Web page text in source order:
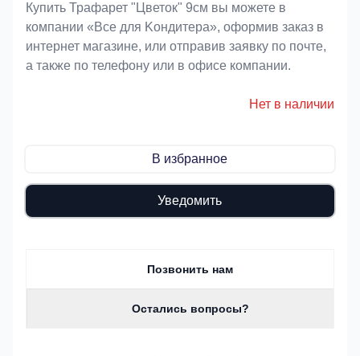
Купить Трафарет "Цветок" 9см вы можете в
компании «Bce для Koндитeрa», оформив заказ в
интернет магазине, или отправив заявку по почте,
а также по телефону или в офисе компании.
Нет в наличии
В избранное
Уведомить
Позвонить нам
Остались вопросы?